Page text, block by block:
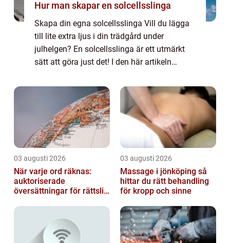
Hur man skapar en solcellsslinga
Skapa din egna solcellsslinga Vill du lägga
till lite extra ljus i din trädgård under
julhelgen? En solcellsslinga är ett utmärkt
sätt att göra just det! I den här artikeln
alldeles egna solcellsslinga. Det är...
03 augusti 2026
När varje ord räknas:
auktoriserade
översättningar för rättslig
03 augusti 2026
Massage i jönköping så
hittar du rätt behandling
för kropp och sinne